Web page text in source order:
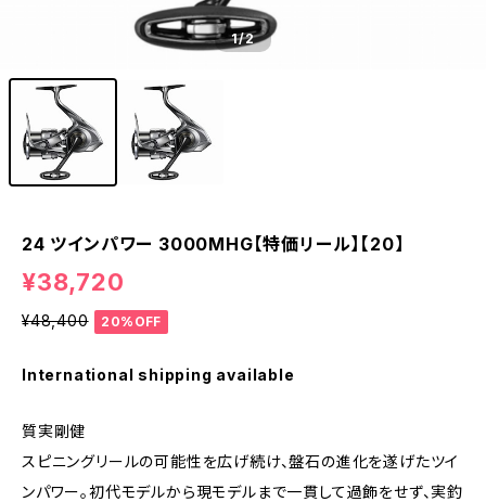
1/2
24 ツインパワー 3000MHG【特価リール】【20】
¥38,720
¥48,400 20%OFF
International shipping available
質実剛健
スピニングリールの可能性を広げ続け、盤石の進化を遂げたツイ
ンパワー。初代モデルから現モデルまで一貫して過飾をせず、実釣